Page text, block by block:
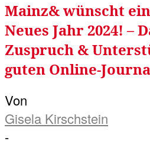
Mainz& wünscht
Neues Jahr 2024! –
Zuspruch &
guten Online-
Von
Gisela Kirschstein
-